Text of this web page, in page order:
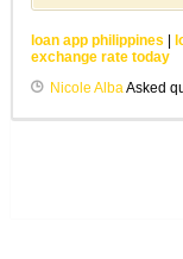
loan app philippines |
exchange rate today
Nicole Alba Asked